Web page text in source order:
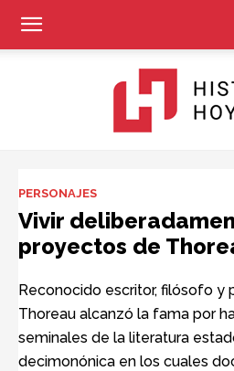
Hoy
PERSONAJES
Vivir
proyectos de
Reconocido escritor, filósofo y
Thoreau alcanzó la fama por
seminales de la literatura
decimonónica en los cuales